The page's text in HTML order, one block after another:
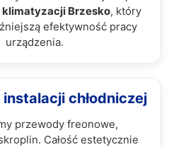
klimatyzacji Brzesko, który
efektywność pracy
urządzenia.
chłodniczej
przewody freonowe,
Całość estetycznie